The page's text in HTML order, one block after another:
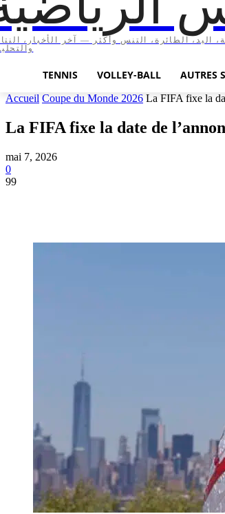
اليد، الطائرة، التنس وأكثر — آخر الأخبار،
TENNIS VOLLEY-BALL AUTRES
Accueil Coupe du Monde 2026 La FIFA fixe la
La FIFA fixe la date de
mai 7, 2026
0
99